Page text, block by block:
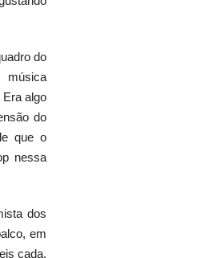
do
música
Era algo
do
que o
nessa
dos
em
cada.